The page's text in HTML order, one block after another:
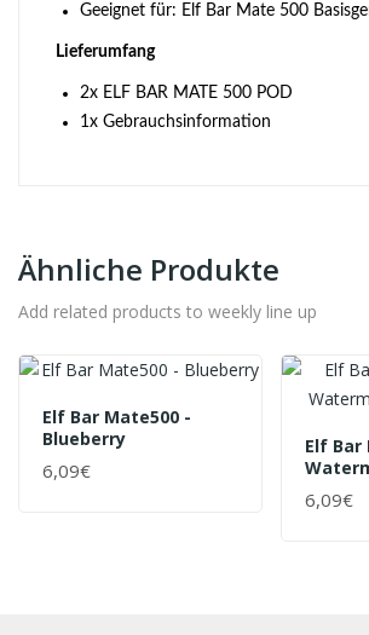
Geeignet für: Elf Bar Mate 500
Lieferumfang
2x ELF BAR MATE 500 POD
1x Gebrauchsinformation
Ähnliche Produkte
Add related products to weekly line up
Elf Bar Mate500 -
Blueberry
6,09€
Elf Bar
6,09€